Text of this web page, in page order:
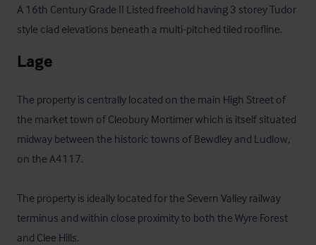
A 16th Century Grade II Listed freehold having 3 storey Tudor
style clad elevations beneath a multi-pitched tiled roofline.
Lage
The property is centrally located on the main High Street of
the market town of Cleobury Mortimer which is itself situated
midway between the historic towns of Bewdley and Ludlow,
on the A4117.
The property is ideally located for the Severn Valley railway
terminus and within close proximity to both the Wyre Forest
and Clee Hills.